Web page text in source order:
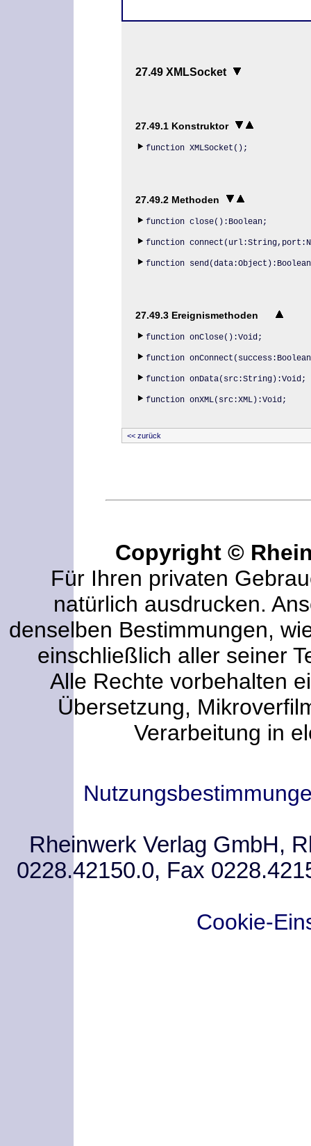
27.49 XMLSocket
27.49.1 Konstruktor
function XMLSocket();
27.49.2 Methoden
function close():Boolean;
function
function
27.49.3 Ereignismethoden
function onClose():Void;
function
function onData(src:String):Void;
function onXML(src:XML):Void;
<< zurück
Copyright ©
Für Ihren privaten
natürlich ausdrucken.
denselben Bestimmungen,
einschließlich aller seiner
Alle Rechte vorbehalten
Übersetzung,
Verarbeitung in
Rheinwerk Verlag GmbH,
0228.42150.0, Fax
Cookie-